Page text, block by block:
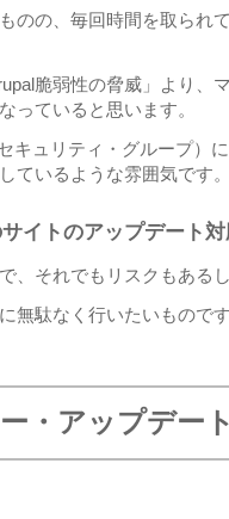
のの、毎回時間を取られ
脆弱性の脅威」より、
っていると思います。
キュリティ・グループ）
ているような雰囲気です。
イトのアップデート
、それでもリスクもある
無駄なく行いたいものです
・アップデー